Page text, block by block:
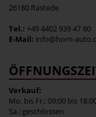
26180 Rastede
Tel.: +49 4402 939 47 80
E-Mail: info@horn-
Verkauf:
Mo. bis Fr.: 09:00 bis
Sa.: geschlossen